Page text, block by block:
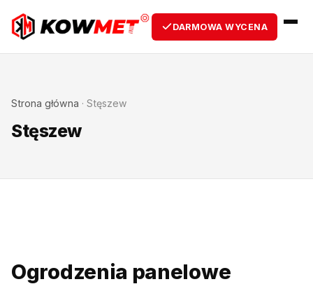
DARMOWA WYCENA
Strona główna · Stęszew
Stęszew
Ogrodzenia panelowe